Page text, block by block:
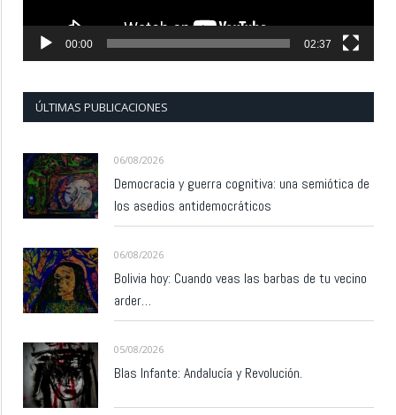
00:00 02:37
ÚLTIMAS PUBLICACIONES
06/08/2026
Democracia y guerra cognitiva: una semiótica de
los asedios antidemocráticos
06/08/2026
Bolivia hoy: Cuando veas las barbas de tu vecino
arder…
05/08/2026
Blas Infante: Andalucía y Revolución.